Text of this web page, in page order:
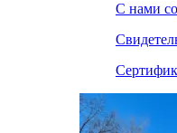
С нами